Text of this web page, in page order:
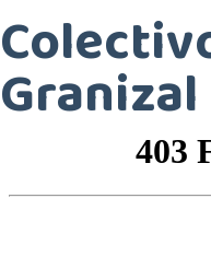
Granizal